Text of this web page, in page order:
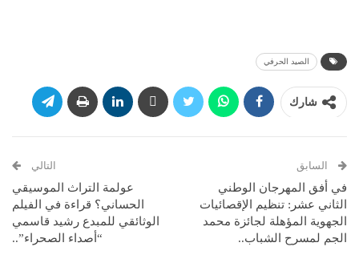
الصيد الحرفي
شارك
السابق
في أفق المهرجان الوطني
الثاني عشر: تنظيم الإقصائيات
الجهوية المؤهلة لجائزة محمد
الجم لمسرح الشباب..
التالي
عولمة التراث الموسيقي
الحساني؟ قراءة في الفيلم
الوثائقي للمبدع رشيد قاسمي
“أصداء الصحراء”..